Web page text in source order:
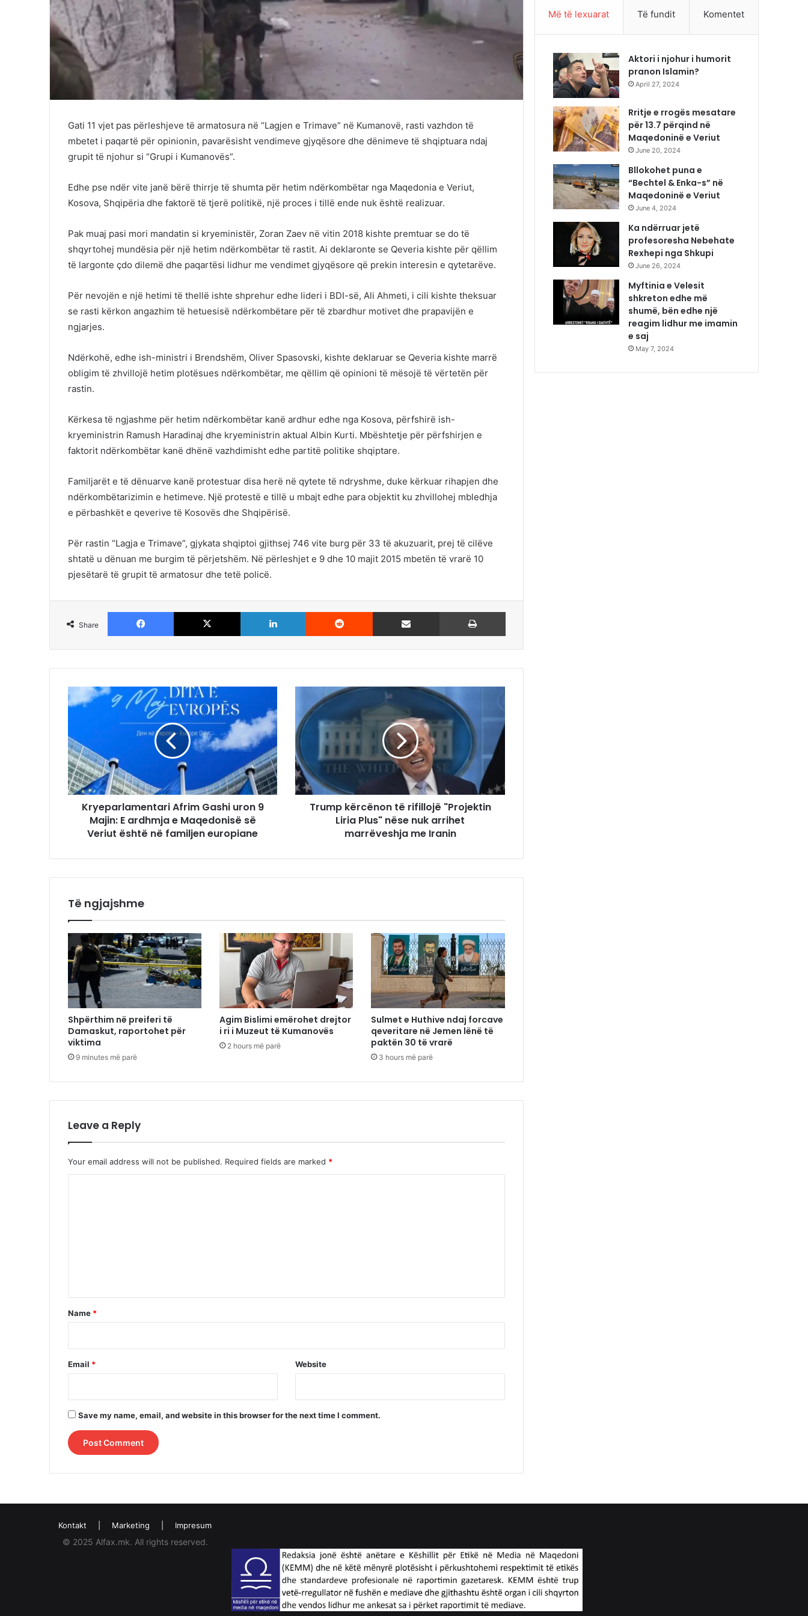
Gati 11 vjet pas përleshjeve të armatosura në “Lagjen e Trimave” në Kumanovë, rasti vazhdon të
mbetet i paqartë për opinionin, pavarësisht vendimeve gjyqësore dhe dënimeve të shqiptuara ndaj
grupit të njohur si “Grupi i Kumanovës”.
Edhe pse ndër vite janë bërë thirrje të shumta për hetim ndërkombëtar nga Maqedonia e Veriut,
Kosova, Shqipëria dhe faktorë të tjerë politikë, një proces i tillë ende nuk është realizuar.
Pak muaj pasi mori mandatin si kryeministër, Zoran Zaev në vitin 2018 kishte premtuar se do të
shqyrtohej mundësia për një hetim ndërkombëtar të rastit. Ai deklaronte se Qeveria kishte për qëllim
të largonte çdo dilemë dhe paqartësi lidhur me vendimet gjyqësore që prekin interesin e qytetarëve.
Për nevojën e një hetimi të thellë ishte shprehur edhe lideri i BDI-së, Ali Ahmeti, i cili kishte theksuar
se rasti kërkon angazhim të hetuesisë ndërkombëtare për të zbardhur motivet dhe prapavijën e
ngjarjes.
Ndërkohë, edhe ish-ministri i Brendshëm, Oliver Spasovski, kishte deklaruar se Qeveria kishte marrë
obligim të zhvillojë hetim plotësues ndërkombëtar, me qëllim që opinioni të mësojë të vërtetën për
rastin.
Kërkesa të ngjashme për hetim ndërkombëtar kanë ardhur edhe nga Kosova, përfshirë ish-
kryeministrin Ramush Haradinaj dhe kryeministrin aktual Albin Kurti. Mbështetje për përfshirjen e
faktorit ndërkombëtar kanë dhënë vazhdimisht edhe partitë politike shqiptare.
Familjarët e të dënuarve kanë protestuar disa herë në qytete të ndryshme, duke kërkuar rihapjen dhe
ndërkombëtarizimin e hetimeve. Një protestë e tillë u mbajt edhe para objektit ku zhvillohej mbledhja
e përbashkët e qeverive të Kosovës dhe Shqipërisë.
Për rastin “Lagja e Trimave”, gjykata shqiptoi gjithsej 746 vite burg për 33 të akuzuarit, prej të cilëve
shtatë u dënuan me burgim të përjetshëm. Në përleshjet e 9 dhe 10 majit 2015 mbetën të vrarë 10
pjesëtarë të grupit të armatosur dhe tetë policë.
Share
Facebook X LinkedIn Reddit Share via Email
Kryeparlamentari Afrim Gashi uron 9
Majin: E ardhmja e Maqedonisë së
Veriut është në familjen europiane
Trump kërcënon të rifillojë "Projektin
Liria Plus" nëse nuk arrihet
marrëveshja me Iranin
Të ngjajshme
Shpërthim në preiferi të
Damaskut, raportohet për
viktima
9 minutes më parë
Agim Bislimi emërohet drejtor
i ri i Muzeut të Kumanovës
2 hours më parë
Sulmet e Huthive ndaj forcave
qeveritare në Jemen lënë të
paktën 30 të vrarë
3 hours më parë
Leave a Reply
Your email address will not be published. Required fields are marked *
*
Name *
Email * Website
Save my name, email, and website in this browser for the next time I comment.
Më të lexuarat Të fundit Komentet
Aktori i njohur i humorit
pranon Islamin?
April 27, 2024
Rritje e rrogës mesatare
për 13.7 përqind në
Maqedoninë e Veriut
June 20, 2024
Bllokohet puna e
“Bechtel & Enka-s” në
Maqedoninë e Veriut
June 4, 2024
Ka ndërruar jetë
profesoresha Nebehate
Rexhepi nga Shkupi
June 26, 2024
Myftinia e Velesit
shkreton edhe më
shumë, bën edhe një
reagim lidhur me imamin
e saj
May 7, 2024
Kontakt Marketing Impresum
© 2025 Alfax.mk. All rights reserved.